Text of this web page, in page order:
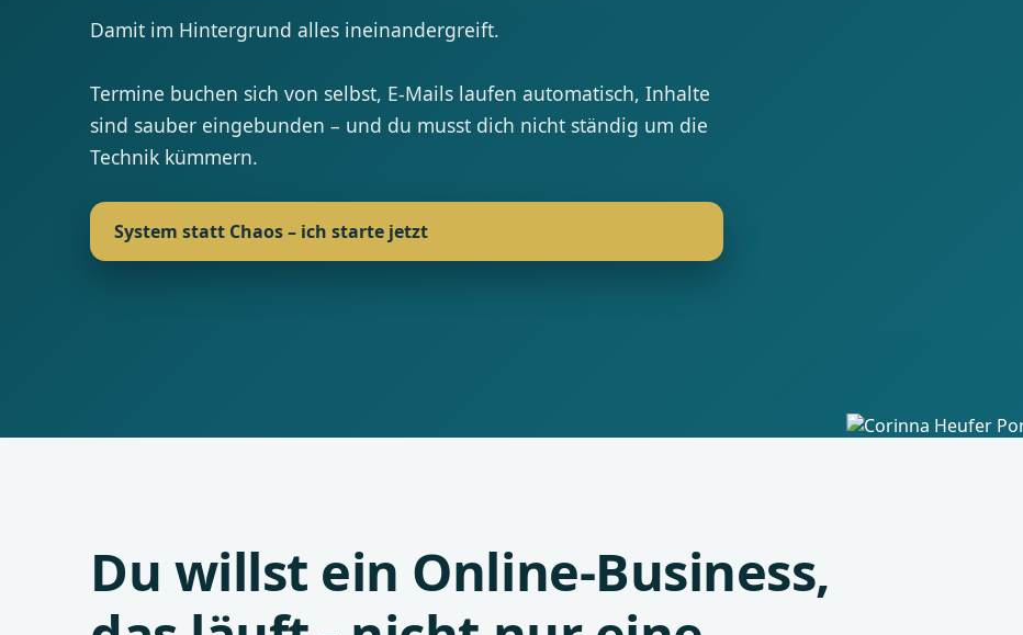
Damit im Hintergrund alles ineinandergreift.
Termine buchen sich von selbst, E-Mails laufen automatisch, Inhalte
sind sauber eingebunden – und du musst dich nicht ständig um die
Technik kümmern.
System statt Chaos – ich starte jetzt
Du willst ein Online-Business,